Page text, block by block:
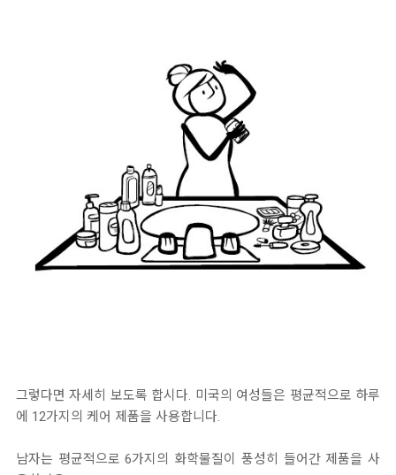
그렇다면 자세히 보도록 합시다. 미국의 여성들은 평균적으로 하루
에 12가지의 케어 제품을 사용합니다.
남자는 평균적으로 6가지의 화학물질이 풍성히 들어간 제품을 사